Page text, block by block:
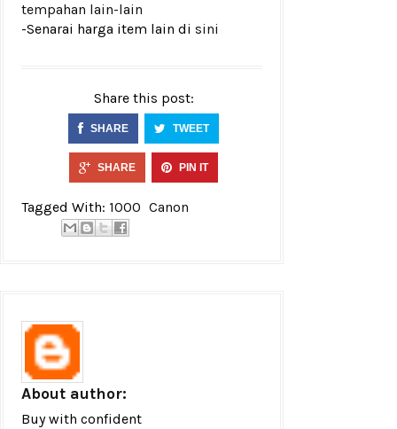
tempahan lain-lain
-Senarai harga item lain di sini
Share this post:
SHARE TWEET
SHARE PIN IT
Tagged With: 1000 Canon
About author:
Buy with confident